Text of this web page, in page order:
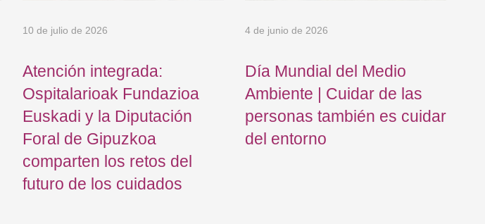
10 de julio de 2026
Atención integrada:
Ospitalarioak Fundazioa
Euskadi y la Diputación
Foral de Gipuzkoa
comparten los retos del
futuro de los cuidados
4 de junio de 2026
Día Mundial del Medio
Ambiente | Cuidar de las
personas también es cuidar
del entorno